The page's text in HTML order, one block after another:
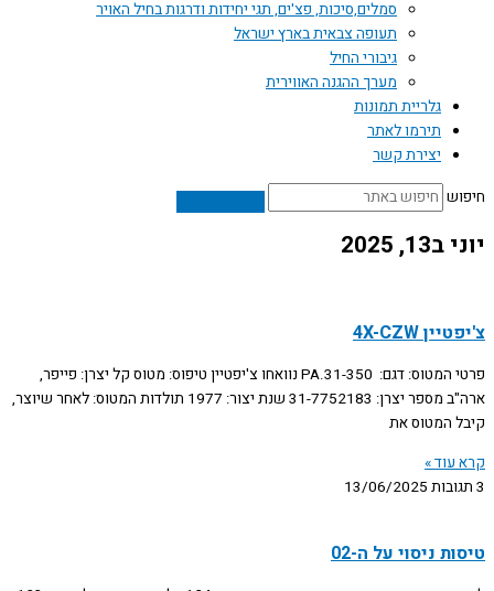
סמלים,סיכות, פצ'ים, תגי יחידות ודרגות בחיל האויר
תעופה צבאית בארץ ישראל
גיבורי החיל
מערך ההגנה האווירית
גלריית תמונות
תירמו לאתר
יצירת קשר
חיפוש
יוני ב13, 2025
צ'יפטיין 4X-CZW
פרטי המטוס: דגם: PA.31-350 נוואחו צ'יפטיין טיפוס: מטוס קל יצרן: פייפר,
ארה"ב מספר יצרן: 31-7752183 שנת יצור: 1977 תולדות המטוס: לאחר שיוצר,
קיבל המטוס את
קרא עוד »
3 תגובות
13/06/2025
טיסות ניסוי על ה-02